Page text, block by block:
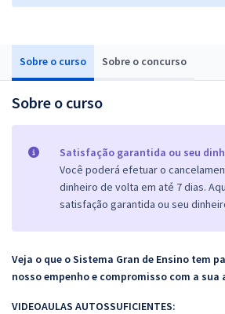
Sobre o curso Sobre o concurso
Sobre o curso
Satisfação garantida ou seu
Você poderá efetuar o
dinheiro de volta em até 7 dias.
satisfação garantida ou seu
Veja o que o Sistema Gran de Ensino tem
nosso empenho e compromisso com a sua
VIDEOAULAS AUTOSSUFICIENTES: